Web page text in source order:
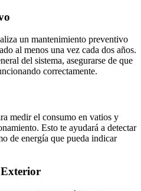
un mantenimiento preventivo
al menos una vez cada dos años.
del sistema, asegurarse de que
correctamente.
medir el consumo en vatios y
Esto te ayudará a detectar
de energía que pueda indicar